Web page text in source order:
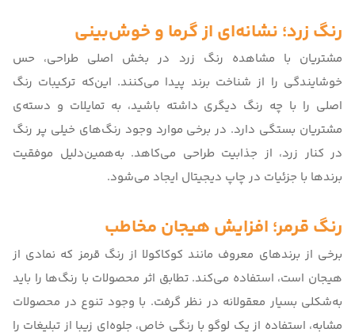
رنگ زرد؛ نشانه‌ای از گرما و خوش‌بینی
مشتریان با مشاهده رنگ زرد در بخش اصلی طراحی، حس
خوشایندگی را از شناخت برند پیدا می‌کنند. این‌که ترکیبات رنگ
اصلی را با چه رنگ دیگری داشته باشید، به تمایلات و دسته‌ی
مشتریان بستگی دارد. در برخی موارد وجود رنگ‌های خیلی پر رنگ
در کنار زرد، از جذابیت طراحی می‌کاهد. به‌همین‌دلیل موفقیت
برندها با جزئیات در چاپ دیجیتال ایجاد می‌شود.
رنگ قرمر؛ افزایش هیجان مخاطب
برخی از برندهای معروف مانند کوکاکولا از رنگ قرمز که نمادی از
هیجان است، استفاده می‌کند. تطابق اثر محصولات با رنگ‌ها را باید
به‌شکلی بسیار معقولانه در نظر گرفت. با وجود تنوع در محصولات
مشابه، استفاده از یک لوگو با رنگی خاص، جلوه‌ای زیبا از تبلیغات را